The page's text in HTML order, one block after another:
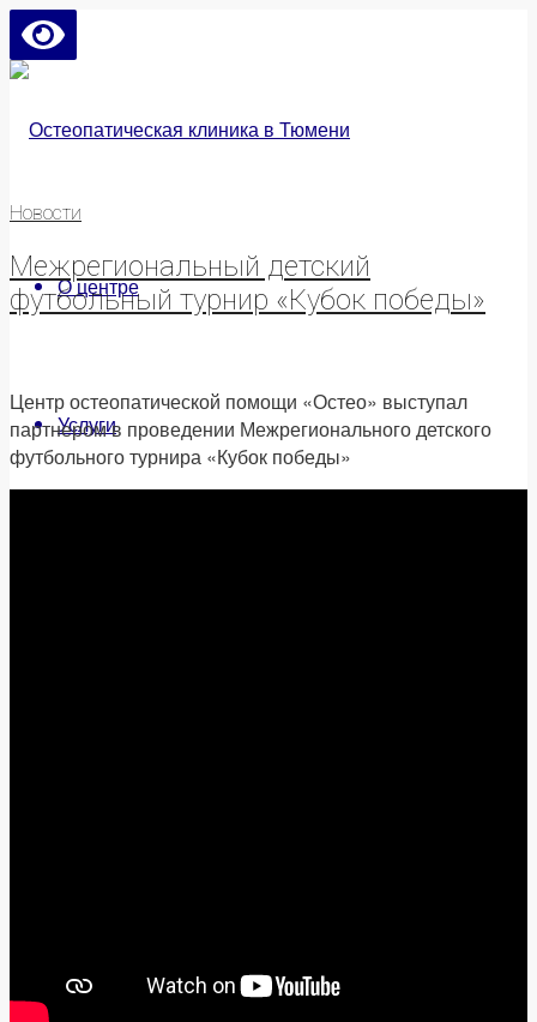
О центре
Услуги
Медицинский массаж
Новости
Межрегиональный детский
футбольный турнир «Кубок победы»
Центр остеопатической помощи «Остео» выступал
партнером в проведении Межрегионального детского
футбольного турнира «Кубок победы»